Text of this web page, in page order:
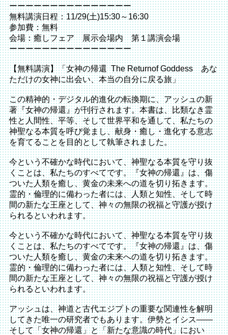
ーーーーーーーーーーーーーーー
無料講演日程：11/29(土)15:30～16:30
参加費：無料
会場：癒しフェア 展示会場内 第１講演会場
ーーーーーーーーーーーーーーー
【無料講演】「女神の帰還 The Returnof Goddess あな
ただけの女神に出会い、本当の自分に戻る旅」
この精神的・デジタル的進化の転換期に、アッシュの新
著『女神の帰還』が刊行されます。本書は、比類なき霊
性と人間性、平等、そして世界平和を通して、私たちの
神聖なる本質を呼び覚まし、献身・癒し・進化する意志
を育てることを目的として執筆されました。
今という不確かな時代において、神聖なる本質を守り抜
くことは、私たちのすべてです。『女神の帰還』は、傷
ついた人類を癒し、黄金の未来への道を切り拓きます。
霊的・倫理的に備わった者には、人類と知性、そして時
間の新たな王座として、神々の無限の祝福と守護が授け
られるといわれます。
今という不確かな時代において、神聖なる本質を守り抜
くことは、私たちのすべてです。『女神の帰還』は、傷
ついた人類を癒し、黄金の未来への道を切り拓きます。
霊的・倫理的に備わった者には、人類と知性、そして時
間の新たな王座として、神々の無限の祝福と守護が授け
られるといわれます。
アッシュは、神道と古代エジプトの重要な関連性を解明
してきた唯一の研究者でもあります。伊勢とイシス――
そして「女神の帰還」と「新たな意識の時代」におい